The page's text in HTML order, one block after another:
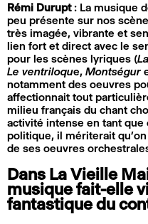
Rémi Durupt: La musique
peu présente sur nos
très imagée, vibrante et
lien fort et direct avec le
pour les scènes lyriques (
Le ventriloque, Montségur
notamment des oeuvres
affectionnait tout
milieu français du chant
activité intense en tant
politique, il mériterait
de ses oeuvres
Dans La Vieille
musique fait-elle
fantastique du